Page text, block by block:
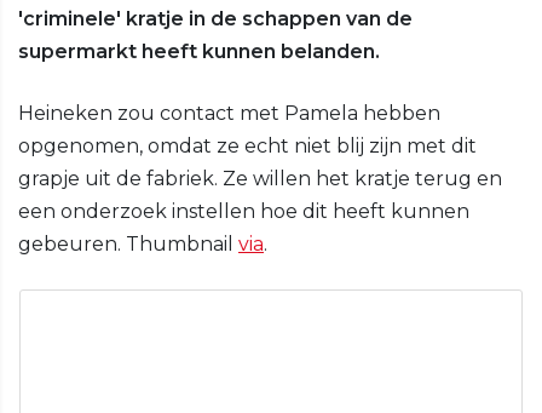
'criminele' kratje in de schappen van de
supermarkt heeft kunnen belanden.
Heineken zou contact met Pamela hebben
opgenomen, omdat ze echt niet blij zijn met dit
grapje uit de fabriek. Ze willen het kratje terug en
een onderzoek instellen hoe dit heeft kunnen
gebeuren. Thumbnail via.